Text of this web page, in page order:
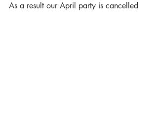
As a result our April party is cancelled